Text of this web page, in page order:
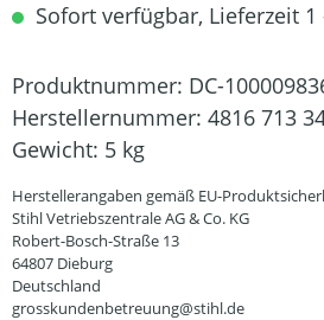
Sofort verfügbar, Lieferzeit 1
Produktnummer: DC-
Herstellernummer: 4816 713
Gewicht: 5 kg
Herstellerangaben gemäß EU-
Stihl Vetriebszentrale AG & Co. KG
Robert-Bosch-Straße 13
64807 Dieburg
Deutschland
grosskundenbetreuung@stihl.de